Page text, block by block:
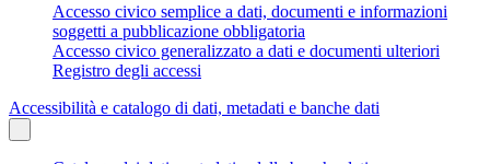
Accesso civico semplice a dati, documenti e informazioni
soggetti a pubblicazione obbligatoria
Accesso civico generalizzato a dati e documenti ulteriori
Registro degli accessi
Accessibilità e catalogo di dati, metadati e banche dati